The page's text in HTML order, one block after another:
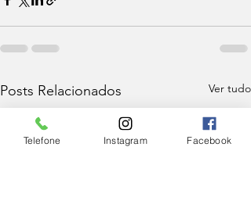
Posts Relacionados Ver tudo
Telefone Instagram Facebook